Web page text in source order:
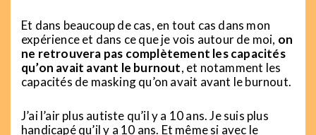
Et dans beaucoup de cas, en tout cas dans mon
expérience et dans ce que je vois autour de moi, on
ne retrouvera pas complètement les capacités
qu’on avait avant le burnout, et notamment les
capacités de masking qu’on avait avant le burnout.
J’ai l’air plus autiste qu’il y a 10 ans. Je suis plus
handicapé qu’il y a 10 ans. Et même si avec le